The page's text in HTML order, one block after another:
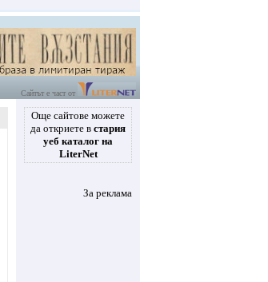
Сайтът е част от
Още сайтове можете
да откриете в стария
уеб каталог на
LiterNet
За реклама